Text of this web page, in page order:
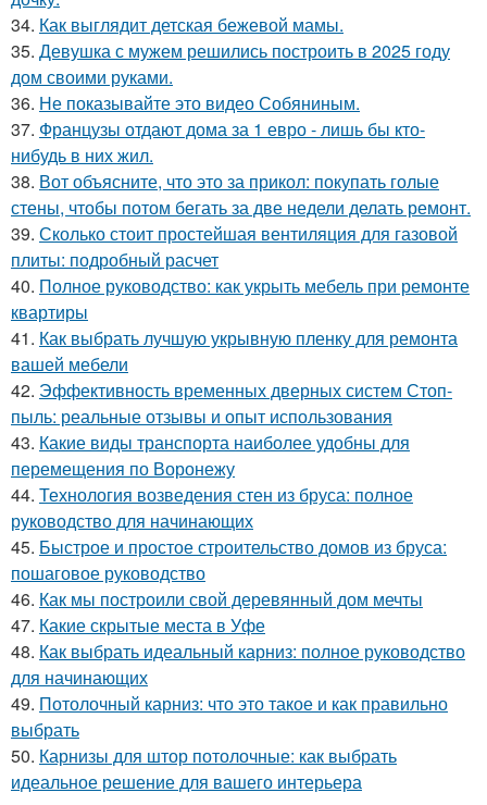
34. Как выглядит детская бежевой мамы.
35. Девушка с мужем решились построить в 2025 году
дом своими руками.
36. Не показывайте это видео Собяниным.
37. Французы отдают дома за 1 евро - лишь бы кто-
нибудь в них жил.
38. Вот объясните, что это за прикол: покупать голые
стены, чтобы потом бегать за две недели делать ремонт.
39. Сколько стоит простейшая вентиляция для газовой
плиты: подробный расчет
40. Полное руководство: как укрыть мебель при ремонте
квартиры
41. Как выбрать лучшую укрывную пленку для ремонта
вашей мебели
42. Эффективность временных дверных систем Стоп-
пыль: реальные отзывы и опыт использования
43. Какие виды транспорта наиболее удобны для
перемещения по Воронежу
44. Технология возведения стен из бруса: полное
руководство для начинающих
45. Быстрое и простое строительство домов из бруса:
пошаговое руководство
46. Как мы построили свой деревянный дом мечты
47. Какие скрытые места в Уфе
48. Как выбрать идеальный карниз: полное руководство
для начинающих
49. Потолочный карниз: что это такое и как правильно
выбрать
50. Карнизы для штор потолочные: как выбрать
идеальное решение для вашего интерьера